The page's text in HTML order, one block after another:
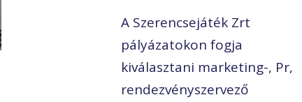
A Szerencsejáték Zrt
pályázatokon fogja
kiválasztani marketing-, Pr,
rendezvényszervező